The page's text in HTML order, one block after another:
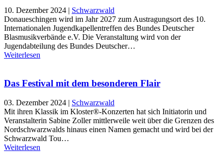
10. Dezember 2024 | Schwarzwald
Donaueschingen wird im Jahr 2027 zum Austragungsort des 10.
Internationalen Jugendkapellentreffen des Bundes Deutscher
Blasmusikverbände e.V. Die Veranstaltung wird von der
Jugendabteilung des Bundes Deutscher…
Weiterlesen
Das Festival mit dem besonderen Flair
03. Dezember 2024 | Schwarzwald
Mit ihren Klassik im Kloster®-Konzerten hat sich Initiatorin und
Veranstalterin Sabine Zoller mittlerweile weit über die Grenzen des
Nordschwarzwalds hinaus einen Namen gemacht und wird bei der
Schwarzwald Tou…
Weiterlesen